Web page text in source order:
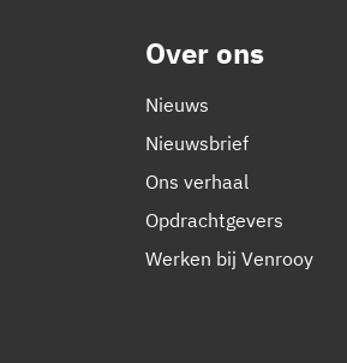
Over ons
Nieuws
Nieuwsbrief
Ons verhaal
Opdrachtgevers
Werken bij Venrooy